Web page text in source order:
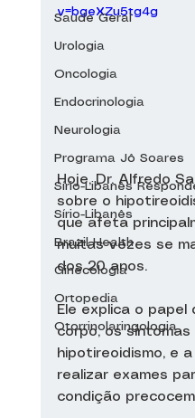
Saúde Geral
Urologia
Oncologia
Endocrinologia
Neurologia
Programa Jô Soares
Sírio-Libanês
Sírio-Libanês
Brazil Health
Ginecologia
Ortopedia
Otorrinolaringologia
v=bgeXZu5tg4g
Hoje, Dr. Alfredo
sobre o
que afeta
muitas vezes se
dos 20 anos.
Ele explica o
corpo, os
hipotireoidismo, e
realizar exames
condição